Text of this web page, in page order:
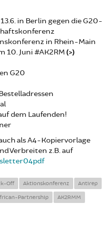
in Berlin gegen die G20-
in Rhein-Main
10. Juni #AK2RM (>)
G20
dem Laufenden!
als A4-Kopiervorlage
Verbreiten z.B. auf
Off Aktionskonferenz Antirep
Partnership AK2RMM